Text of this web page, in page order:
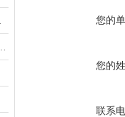
您的
您的
联系